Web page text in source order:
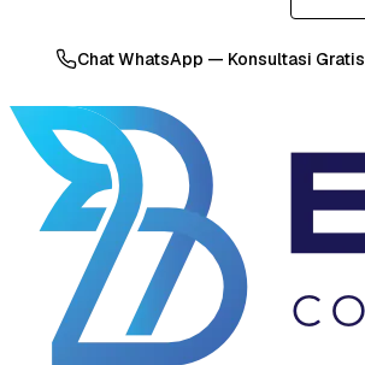
Chat WhatsApp — Konsultasi Gratis